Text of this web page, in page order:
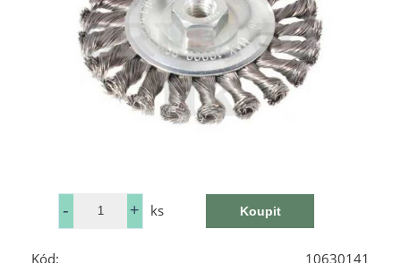
ks
Kód:
10630141